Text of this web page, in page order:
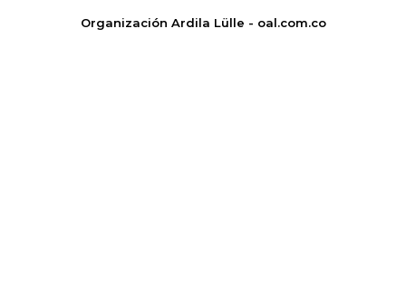
Organización Ardila Lülle - oal.com.co